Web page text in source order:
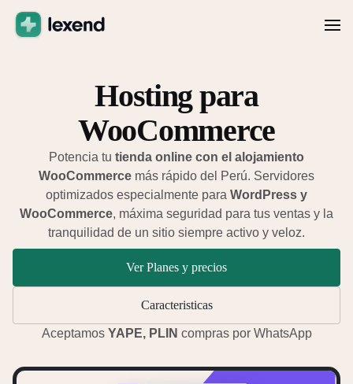
Hosting para
WooCommerce
Potencia tu tienda online con el alojamiento
WooCommerce más rápido del Perú. Servidores
optimizados especialmente para WordPress y
WooCommerce, máxima seguridad para tus ventas y la
tranquilidad de un sitio siempre activo y veloz.
Ver Planes y precios
Caracteristicas
Aceptamos YAPE, PLIN compras por WhatsApp